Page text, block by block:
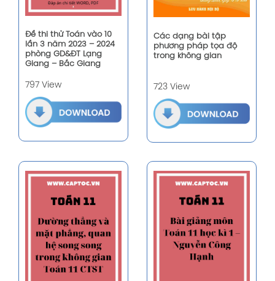
Đề thi thử Toán vào 10
lần 3 năm 2023 – 2024
phòng GD&ĐT Lạng
Giang – Bắc Giang
797 View
Các dạng bài tập
phương pháp tọa độ
trong không gian
723 View